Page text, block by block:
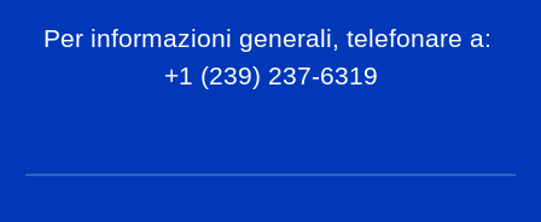
Per informazioni generali, telefonare a:
+1 (239) 237-6319